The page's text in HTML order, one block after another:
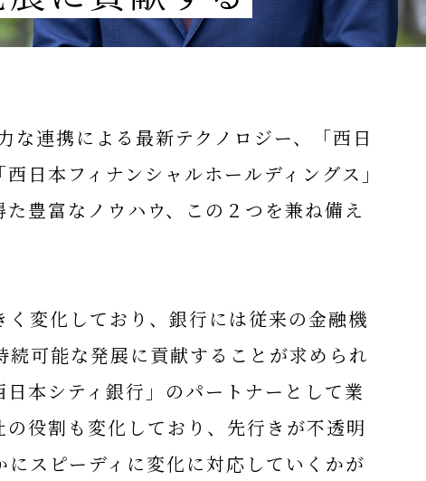
連携による最新テクノロジー、「西日
日本フィナンシャルホールディングス」
豊富なノウハウ、この２つを兼ね備え
変化しており、銀行には従来の金融機
可能な発展に貢献することが求められ
本シティ銀行」のパートナーとして業
役割も変化しており、先行きが不透明
スピーディに変化に対応していくかが